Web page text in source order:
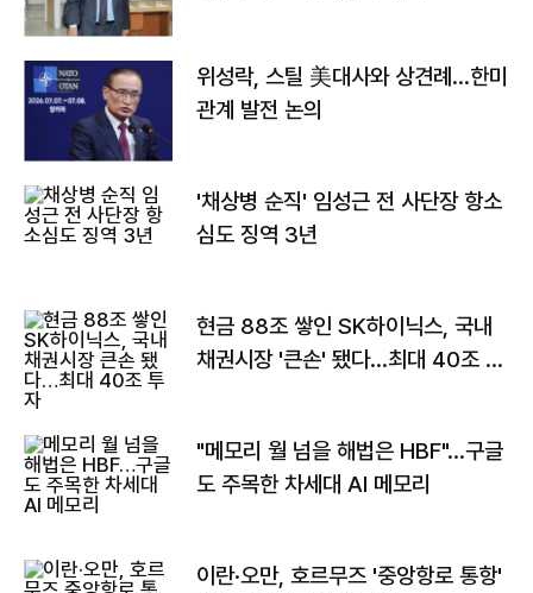
위성락, 스틸 美대사와 상견례…한미
관계 발전 논의
'채상병 순직' 임성근 전 사단장 항소
심도 징역 3년
현금 88조 쌓인 SK하이닉스, 국내
채권시장 '큰손' 됐다…최대 40조 투
"메모리 월 넘을 해법은 HBF"…구글
도 주목한 차세대 AI 메모리
이란·오만, 호르무즈 '중앙항로 통항'